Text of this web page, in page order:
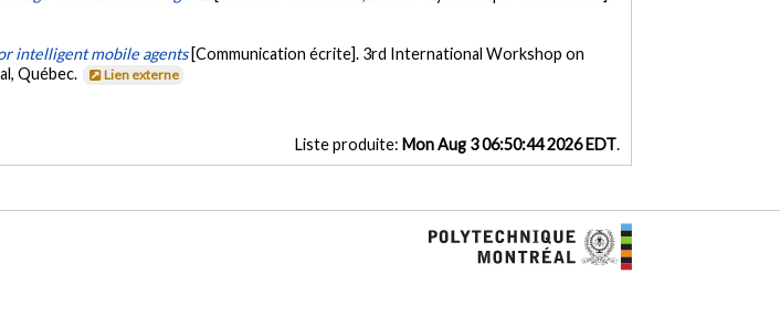
intelligent mobile agents [Communication écrite]. 3rd International Workshop on
Québec.
Lien externe
Liste produite: Mon Aug 3 06:50:44 2026 EDT.